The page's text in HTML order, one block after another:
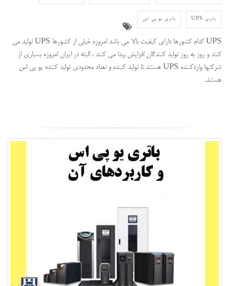
باتری UPS باتری یو پی اس
UPS کدام کشورها دارای کیفیت بالا می باشد امروزه خیلی از کشورها UPS تولید می
کنند و روز به روز تولید کنندگان افزایش پیدا می کنند ، البته در ایران امروزه بسیاری از
شرکتها واردکننده UPS هستند تا تولید کننده و تعداد محدودی تولید کننده یو پی اس
هستند.